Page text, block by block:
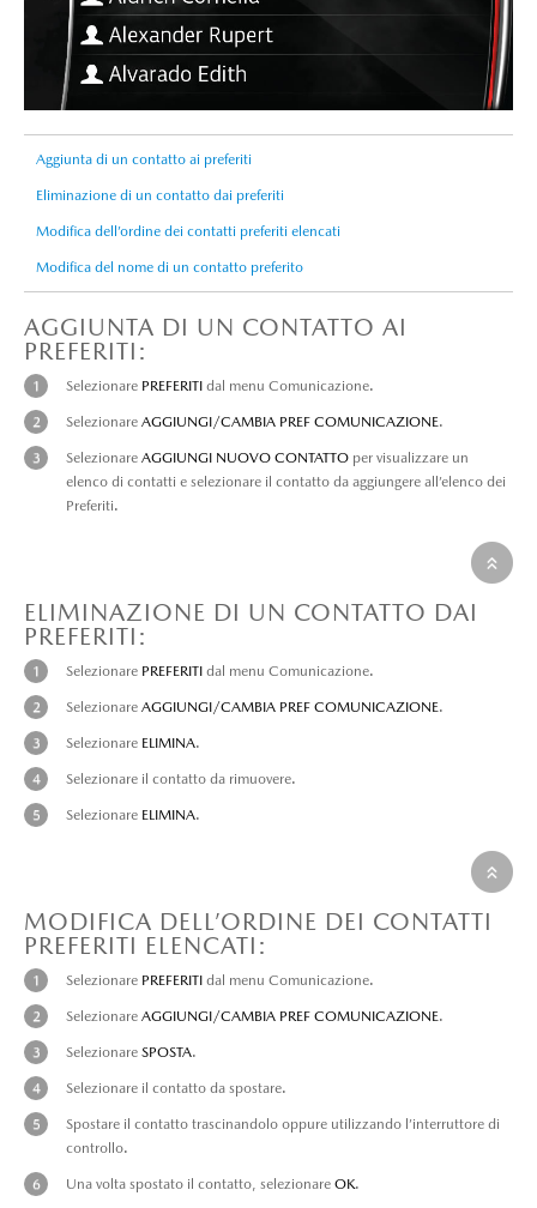
Aggiunta di un contatto ai preferiti
Eliminazione di un contatto dai preferiti
Modifica dell’ordine dei contatti preferiti elencati
Modifica del nome di un contatto preferito
AGGIUNTA DI UN CONTATTO AI
PREFERITI:
Selezionare PREFERITI dal menu Comunicazione.
Selezionare AGGIUNGI/CAMBIA PREF COMUNICAZIONE.
Selezionare AGGIUNGI NUOVO CONTATTO per visualizzare un
elenco di contatti e selezionare il contatto da aggiungere all’elenco dei
Preferiti.
ELIMINAZIONE DI UN CONTATTO DAI
PREFERITI:
Selezionare PREFERITI dal menu Comunicazione.
Selezionare AGGIUNGI/CAMBIA PREF COMUNICAZIONE.
Selezionare ELIMINA.
Selezionare il contatto da rimuovere.
Selezionare ELIMINA.
MODIFICA DELL’ORDINE DEI CONTATTI
PREFERITI ELENCATI:
Selezionare PREFERITI dal menu Comunicazione.
Selezionare AGGIUNGI/CAMBIA PREF COMUNICAZIONE.
Selezionare SPOSTA.
Selezionare il contatto da spostare.
Spostare il contatto trascinandolo oppure utilizzando l’interruttore di
controllo.
Una volta spostato il contatto, selezionare OK.